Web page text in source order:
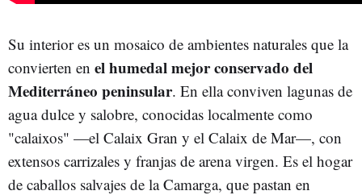
Su interior es un mosaico de ambientes naturales que la
convierten en el humedal mejor conservado del
Mediterráneo peninsular. En ella conviven lagunas de
agua dulce y salobre, conocidas localmente como
"calaixos" —el Calaix Gran y el Calaix de Mar—, con
extensos carrizales y franjas de arena virgen. Es el hogar
de caballos salvajes de la Camarga, que pastan en